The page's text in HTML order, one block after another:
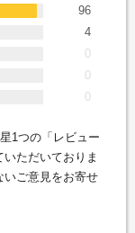
96
4
0
0
0
1つの「レビュー
ただいておりま
いご意見をお寄せ